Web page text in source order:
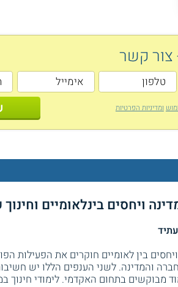
צור קשר
ומדיניות הפרטיות
ויחסים בינלאומיים
בין לאומיים חוקרים את הפעילות
והמדינה. לשני הענפים הללו יש
מבוקשים בתחום האקדמי. לימודי חינוך